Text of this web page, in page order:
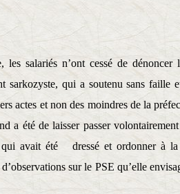
salariés n’ont cessé de dénoncer
sarkozyste, qui a soutenu sans faille
actes et non des moindres de la
a été de laisser passer
qui avait été dressé et ordonner à
sur le PSE qu’elle